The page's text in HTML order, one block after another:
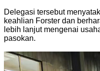
Delegasi tersebut
keahlian Forster dan
lebih lanjut mengenai
pasokan.